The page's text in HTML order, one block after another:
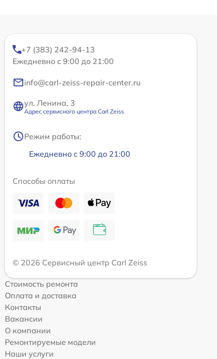
+7 (383) 242-94-13
Ежедневно с 9:00 до 21:00
info@carl-zeiss-repair-center.ru
ул. Ленина, 3
Адрес сервисного центра Carl Zeiss
Режим работы:
Ежедневно с 9:00 до 21:00
Способы оплаты
© 2026 Сервисный центр Carl Zeiss
Стоимость ремонта
Оплата и доставка
Контакты
Вакансии
О компании
Ремонтируемые модели
Наши услуги